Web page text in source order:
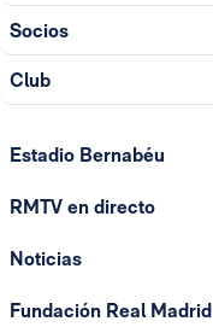
Socios
Club
Estadio Bernabéu
RMTV en directo
Noticias
Fundación Real Madrid